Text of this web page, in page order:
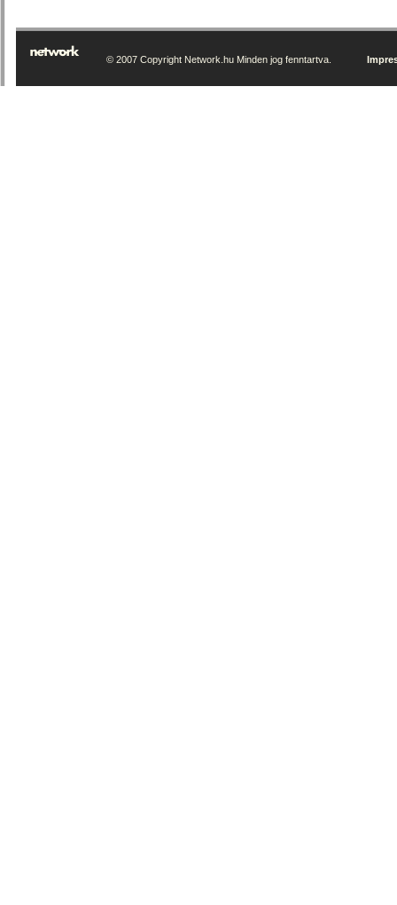
© 2007 Copyright Network.hu Minden jog fenntartva.